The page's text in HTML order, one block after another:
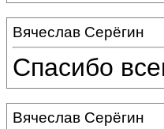
Вячеслав Серёгин
Спасибо
Вячеслав Серёгин